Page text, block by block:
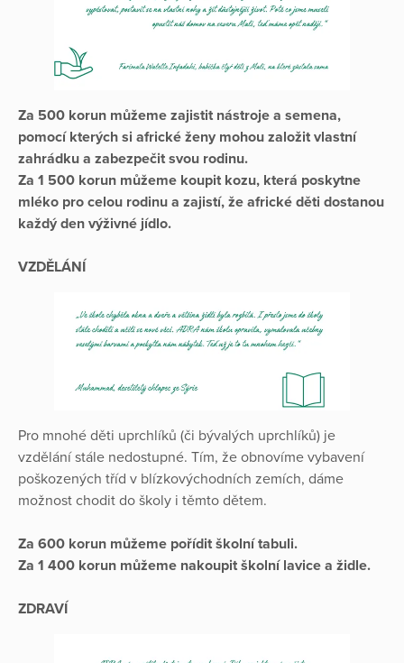
Za 500 korun můžeme zajistit nástroje a semena,
pomocí kterých si africké ženy mohou založit vlastní
zahrádku a zabezpečit svou rodinu.
Za 1 500 korun můžeme koupit kozu, která poskytne
mléko pro celou rodinu a zajistí, že africké děti dostanou
každý den výživné jídlo.
VZDĚLÁNÍ
Pro mnohé děti uprchlíků (či bývalých uprchlíků) je
vzdělání stále nedostupné. Tím, že obnovíme vybavení
poškozených tříd v blízkovýchodních zemích, dáme
možnost chodit do školy i těmto dětem.
Za 600 korun můžeme pořídit školní tabuli.
Za 1 400 korun můžeme nakoupit školní lavice a židle.
ZDRAVÍ